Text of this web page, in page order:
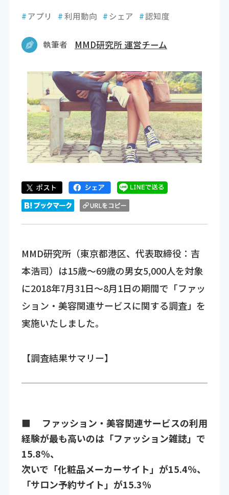
#アプリ #利用動向 #シェア #認知度
執筆者 MMD研究所 運営チーム
MMD研究所（東京都港区、代表取締役：吉
本浩司）は15歳～69歳の男女5,000人を対象
に2018年7月31日～8月1日の期間で「ファッ
ション・美容関連サービスに関する調査」を
実施いたしました。
【調査結果サマリー】
■ ファッション・美容関連サービスの利用
経験が最も高いのは「ファッション雑誌」で
15.8％、
次いで「化粧品メーカーサイト」が15.4％、
「サロン予約サイト」が15.3％